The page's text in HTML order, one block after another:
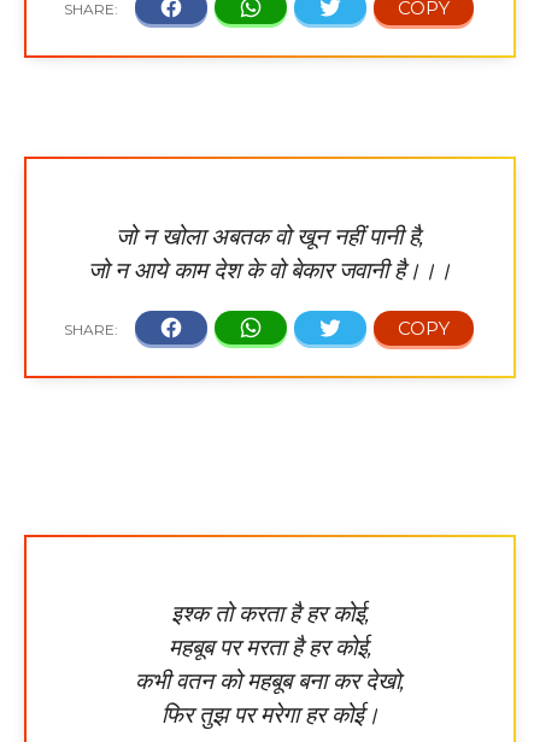
जो न खोला अबतक वो खून नहीं पानी है,
जो न आये काम देश के वो बेकार जवानी है।।।
इश्क तो करता है हर कोई,
महबूब पर मरता है हर कोई,
कभी वतन को महबूब बना कर देखो,
फिर तुझ पर मरेगा हर कोई।